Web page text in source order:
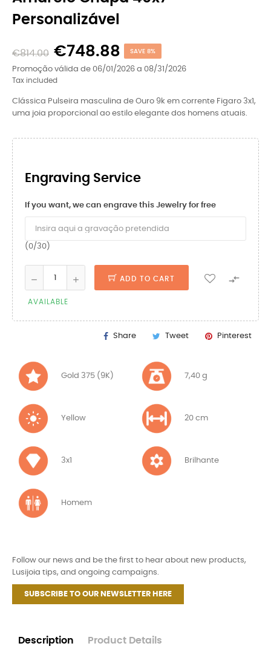
Personalizável
€814.00 €748.88 SAVE 8%
Promoção válida de 06/01/2026 a 08/31/2026
Tax included
Clássica Pulseira masculina de Ouro 9k em corrente Figaro 3x1,
uma joia proporcional ao estilo elegante dos homens atuais.
Engraving Service
If you want, we can engrave this Jewelry for free
(0/30)
ADD TO CART 
AVAILABLE
Share Tweet Pinterest
Gold 375 (9K) 7,40 g
Yellow 20 cm
3x1 Brilhante
Homem
Follow our news and be the first to hear about new products,
Lusijoia tips, and ongoing campaigns.
SUBSCRIBE TO OUR NEWSLETTER HERE
Description Product Details